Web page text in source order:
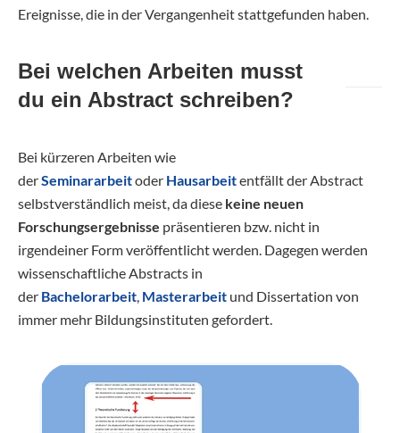
Ereignisse, die in der Vergangenheit stattgefunden haben.
Bei welchen Arbeiten musst
du ein Abstract schreiben?
Bei kürzeren Arbeiten wie
derSeminararbeitoder Hausarbeitentfällt der Abstract
selbstverständlich meist, da diese keine neuen
Forschungsergebnisse präsentieren bzw. nicht in
irgendeiner Form veröffentlicht werden. Dagegen werden
wissenschaftliche Abstracts in
der Bachelorarbeit, Masterarbeit und Dissertation von
immer mehr Bildungsinstituten gefordert.